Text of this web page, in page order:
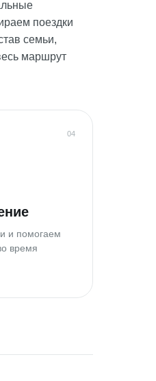
поездки
семьи,
маршрут
04
и помогаем
время